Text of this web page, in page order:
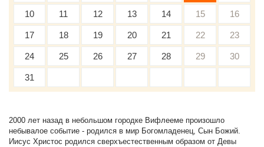
10 11 12 13 14 15 16
17 18 19 20 21 22 23
24 25 26 27 28 29 30
31
2000 лет назад в небольшом городке Вифлееме произошло
небывалое событие - родился в мир Богомладенец, Сын Божий.
Иисус Христос родился сверхъестественным образом от Девы